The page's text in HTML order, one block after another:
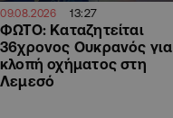
09.08.2026 13:27
ΦΩΤΟ: Καταζητείται
36χρονος Ουκρανός για
κλοπή οχήματος στη
Λεμεσό